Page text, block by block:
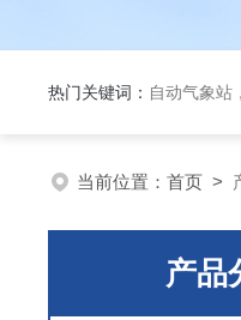
热门关键词： 自动气象站
当前位置： 首页 >
产品